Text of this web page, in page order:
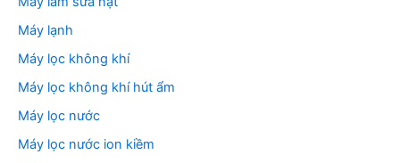
Máy lạnh
Máy lọc không khí
Máy lọc không khí hút ẩm
Máy lọc nước
Máy lọc nước ion kiềm